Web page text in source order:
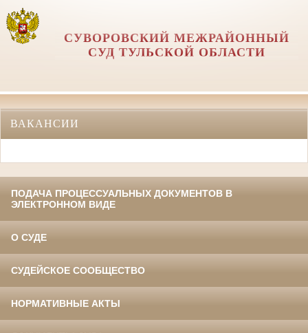
СУВОРОВСКИЙ МЕЖРАЙОННЫЙ
СУД ТУЛЬСКОЙ ОБЛАСТИ
ВАКАНСИИ
ПОДАЧА ПРОЦЕССУАЛЬНЫХ ДОКУМЕНТОВ В
ЭЛЕКТРОННОМ ВИДЕ
О СУДЕ
СУДЕЙСКОЕ СООБЩЕСТВО
НОРМАТИВНЫЕ АКТЫ